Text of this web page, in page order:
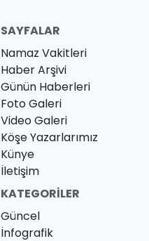
SAYFALAR
Namaz Vakitleri
Haber Arşivi
Günün Haberleri
Foto Galeri
Video Galeri
Köşe Yazarlarımız
Künye
İletişim
KATEGORILER
Güncel
İnfografik